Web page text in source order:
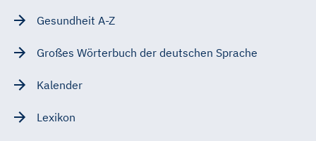
Gesundheit A-Z
Großes Wörterbuch der deutschen Sprache
Kalender
Lexikon